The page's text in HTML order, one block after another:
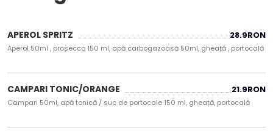
APEROL SPRITZ 28.9RON
Aperol 50ml , prosecco 150 ml, apă carbogazoasă 50ml, gheață , portocală
CAMPARI TONIC/ORANGE 21.9RON
Campari 50ml, apă tonică / suc de portocale 150 ml, gheață, portocală